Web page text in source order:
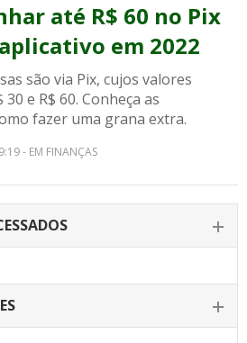
até R$ 60 no Pix
em 2022
são via Pix, cujos valores
e R$ 60. Conheça as
fazer uma grana extra.
- EM FINANÇAS